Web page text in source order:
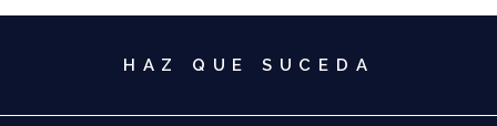
HAZ QUE SUCEDA